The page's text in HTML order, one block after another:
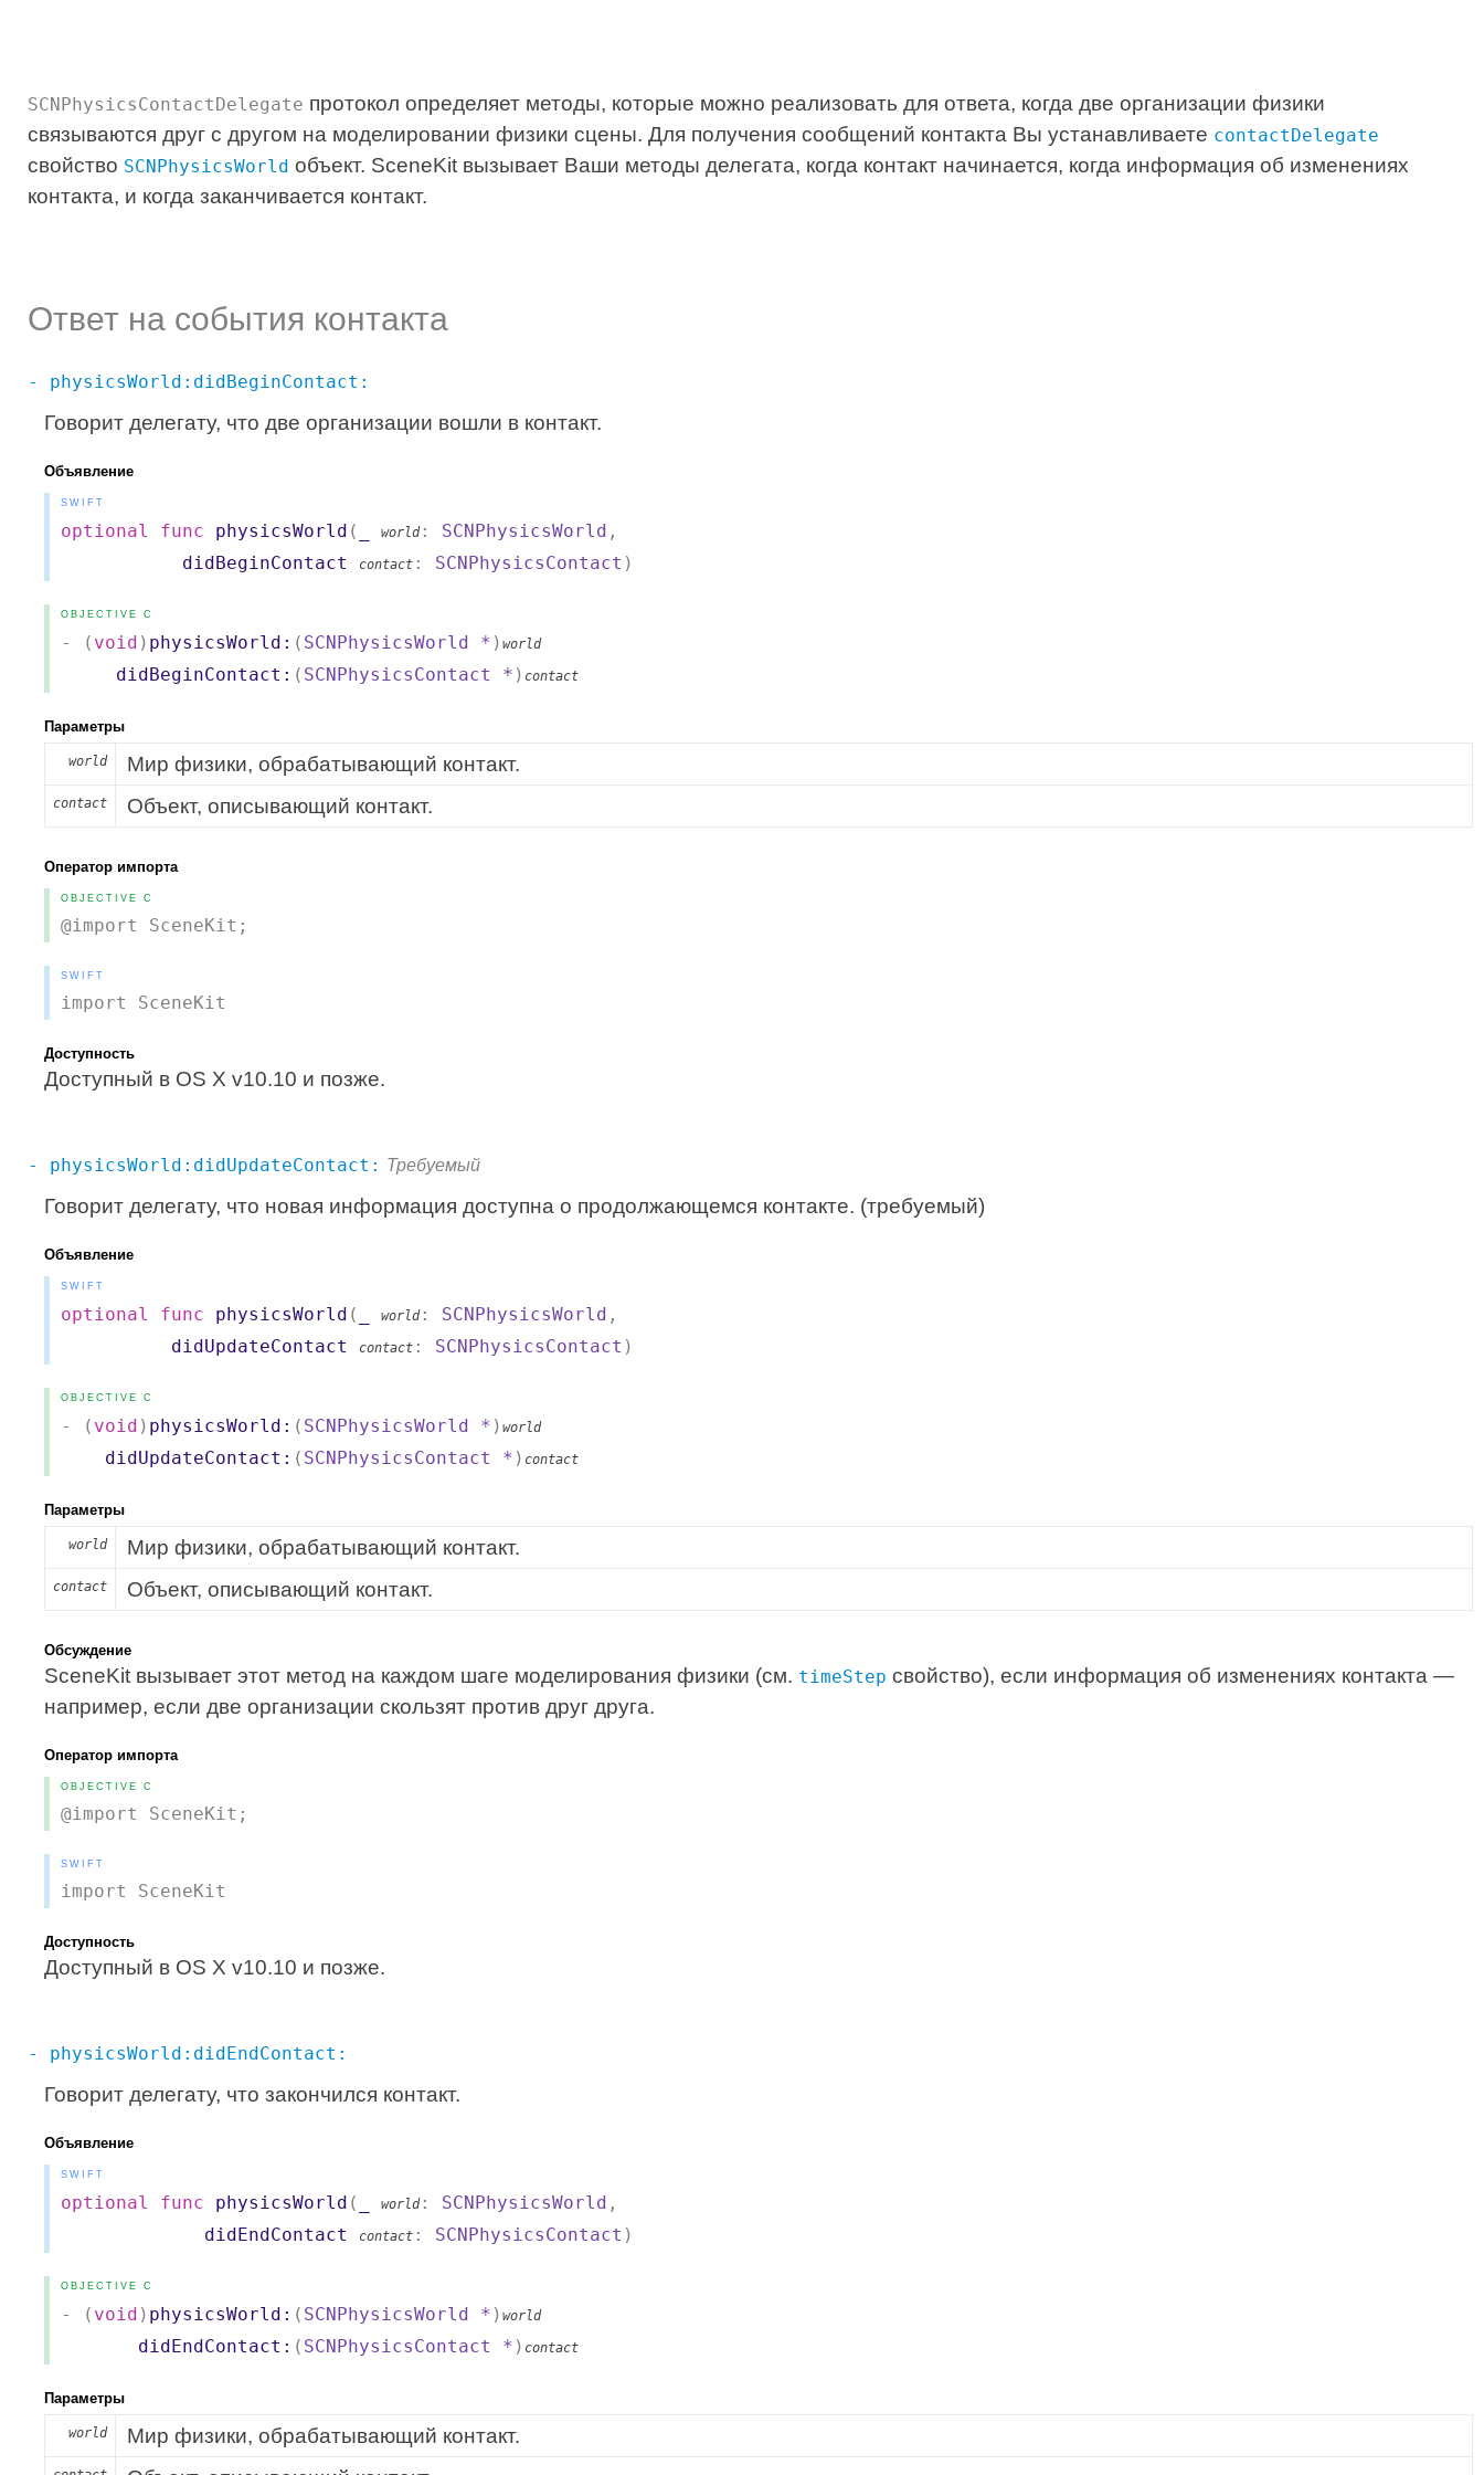
SCNPhysicsContactDelegate протокол определяет методы, которые можно реализовать для ответа, когда две организации физики
связываются друг с другом на моделировании физики сцены. Для получения сообщений контакта Вы устанавливаете contactDelegate
свойство SCNPhysicsWorld объект. SceneKit вызывает Ваши методы делегата, когда контакт начинается, когда информация об изменениях
контакта, и когда заканчивается контакт.
Ответ на события контакта
- physicsWorld:didBeginContact:
Говорит делегату, что две организации вошли в контакт.
Объявление
SWIFT
optional func physicsWorld ( world: SCNPhysicsWorld ,
didBeginContact
contact : SCNPhysicsContact )
OBJECTIVE C
- ( void ) physicsWorld: ( SCNPhysicsWorld * ) world
didBeginContact: ( SCNPhysicsContact * ) contact
Параметры
world Мир физики, обрабатывающий контакт.
contact Объект, описывающий контакт.
Оператор импорта
OBJECTIVE C
@import SceneKit;
SWIFT
import SceneKit
Доступность
Доступный в OS X v10.10 и позже.
- physicsWorld:didUpdateContact: Требуемый
Говорит делегату, что новая информация доступна о продолжающемся контакте. (требуемый)
Объявление
SWIFT
optional func physicsWorld ( world: SCNPhysicsWorld ,
didUpdateContact
contact : SCNPhysicsContact )
OBJECTIVE C
- ( void ) physicsWorld: ( SCNPhysicsWorld * ) world
didUpdateContact: ( SCNPhysicsContact * ) contact
Параметры
world Мир физики, обрабатывающий контакт.
contact Объект, описывающий контакт.
Обсуждение
SceneKit вызывает этот метод на каждом шаге моделирования физики (см. timeStep свойство), если информация об изменениях контакта —
например, если две организации скользят против друг друга.
Оператор импорта
OBJECTIVE C
@import SceneKit;
SWIFT
import SceneKit
Доступность
Доступный в OS X v10.10 и позже.
- physicsWorld:didEndContact:
Говорит делегату, что закончился контакт.
Объявление
SWIFT
optional func physicsWorld ( world: SCNPhysicsWorld ,
didEndContact
contact : SCNPhysicsContact )
OBJECTIVE C
- ( void ) physicsWorld: ( SCNPhysicsWorld * ) world
didEndContact: ( SCNPhysicsContact * ) contact
Параметры
world Мир физики, обрабатывающий контакт.